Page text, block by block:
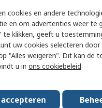
Certification
cookies en andere
en om advertenties weer te
te klikken, geeft u
uw cookies selecteren
"Alles weigeren". Dit kan de
u in ons cookiebeleid